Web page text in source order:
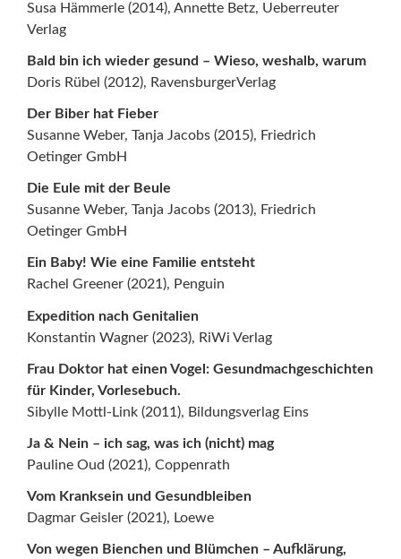
Susa Hämmerle (2014), Annette Betz, Ueberreuter
Verlag
Bald bin ich wieder gesund – Wieso, weshalb, warum
Doris Rübel (2012), RavensburgerVerlag
Der Biber hat Fieber
Susanne Weber, Tanja Jacobs (2015), Friedrich
Oetinger GmbH
Die Eule mit der Beule
Susanne Weber, Tanja Jacobs (2013), Friedrich
Oetinger GmbH
Ein Baby! Wie eine Familie entsteht
Rachel Greener (2021), Penguin
Expedition nach Genitalien
Konstantin Wagner (2023), RiWi Verlag
Frau Doktor hat einen Vogel: Gesundmachgeschichten
für Kinder, Vorlesebuch.
Sibylle Mottl-Link (2011), Bildungsverlag Eins
Ja & Nein – ich sag, was ich (nicht) mag
Pauline Oud (2021), Coppenrath
Vom Kranksein und Gesundbleiben
Dagmar Geisler (2021), Loewe
Von wegen Bienchen und Blümchen – Aufklärung,